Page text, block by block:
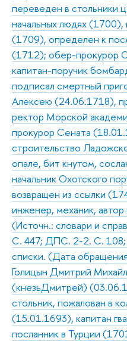
переведен в стольники
начальных людях (1700),
(1709), определен к
(1712); обер-прокурор
капитан-поручик
подписал смертный
Алексею (24.06.1718),
ректор Морской
прокурор Сената
строительство
опале, бит кнутом,
начальник Охотского
возвращен из ссылки
инженер, механик, автор
(Источн.: словари и
С. 447; ДПС. 2-2. С. 108;
списки. (Дата
Голицын Дмитрий
(кнезьДмитрей)
стольник, пожалован в
(15.01.1693), капитан
посланник в Турции